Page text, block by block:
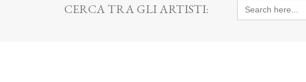
CERCA TRA GLI ARTISTI: Search
for: